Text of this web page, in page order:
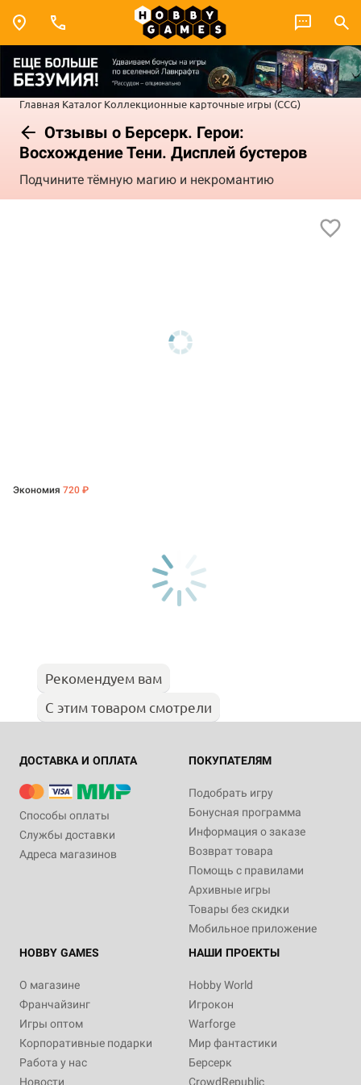
Главная Каталог Коллекционные карточные игры (CCG)
Отзывы о Берсерк. Герои:
Восхождение Тени. Дисплей бустеров
Подчините тёмную магию и некромантию
Экономия 720 ₽
Рекомендуем вам
С этим товаром смотрели
ДОСТАВКА И ОПЛАТА
Способы оплаты
Службы доставки
Адреса магазинов
ПОКУПАТЕЛЯМ
Подобрать игру
Бонусная программа
Информация о заказе
Возврат товара
Помощь с правилами
Архивные игры
Товары без скидки
Мобильное приложение
HOBBY GAMES
О магазине
Франчайзинг
Игры оптом
Корпоративные подарки
Работа у нас
Новости
НАШИ ПРОЕКТЫ
Hobby World
Игрокон
Warforge
Мир фантастики
Берсерк
CrowdRepublic